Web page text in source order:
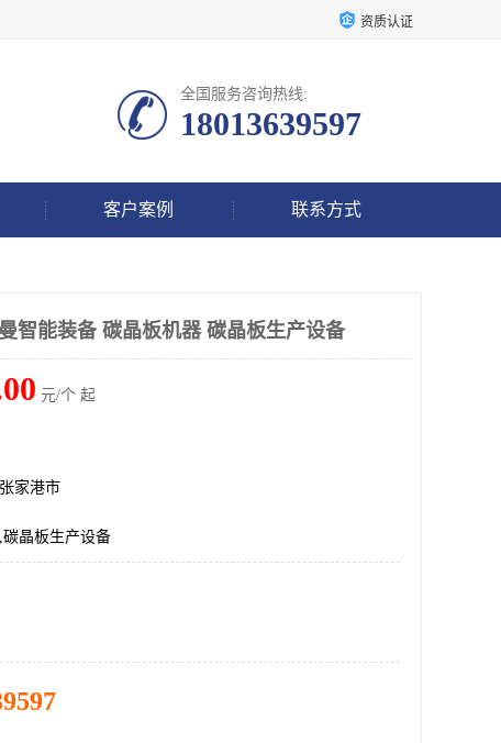
资质认证
全国服务咨询热线:
18013639597
客户案例 联系方式
智能装备 碳晶板机器 碳晶板生产设备
元/个 起
家港市
晶板生产设备